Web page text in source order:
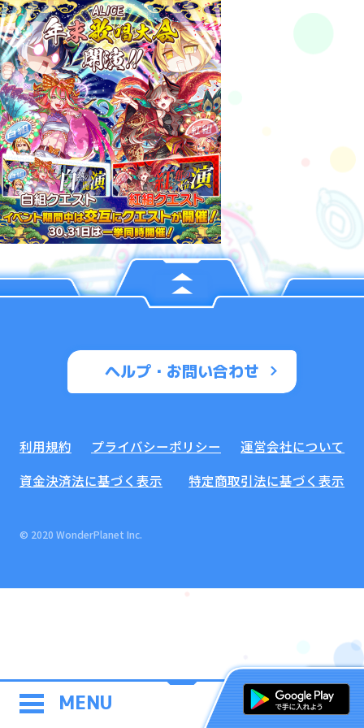
MENU
ヘルプ・お問い合わせ
利用規約 プライバシーポリシー
運営会社について
資金決済法に基づく表示
特定商取引法に基づく表示
© 2020 WonderPlanet Inc.